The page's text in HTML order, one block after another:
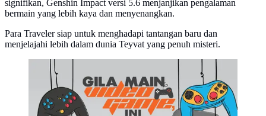
signifikan, Genshin Impact versi 5.6 menjanjikan pengalaman
bermain yang lebih kaya dan menyenangkan.
Para Traveler siap untuk menghadapi tantangan baru dan
menjelajahi lebih dalam dunia Teyvat yang penuh misteri.
Infografis dampak bermain video game berlebihan
(Liputan6.com/Abdillah)